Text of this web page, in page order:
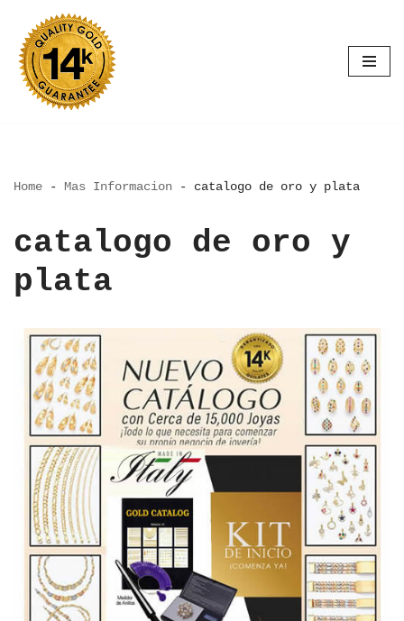
Saltar
al
contenido
Home - Mas Informacion - catalogo de oro y plata
catalogo de oro y
plata